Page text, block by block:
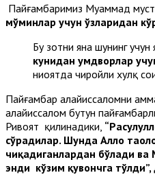
Пайғамбаримиз Муҳаммад
мўминлар учун ўзларидан
Бу зотни яна шунинг
кунидан умдворлар
ниҳоятда чиройли хулқ
Пайғамбар алайҳиссаломни
алайҳиссалом бутун
Ривоят қилинадики,
сўрадилар. Шунда Аллоҳ
чиқадиганлардан бўлади ва
энди кўзим қувончга тўлди”,